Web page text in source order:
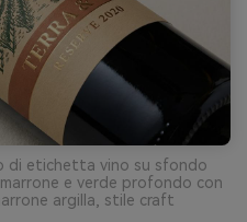
di etichetta vino su sfondo
e verde profondo con
argilla, stile craft